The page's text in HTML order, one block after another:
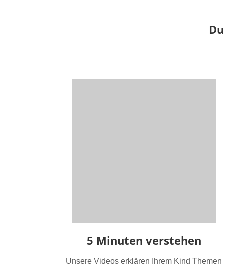
5 Minuten verstehen
Unsere Videos erklären Ihrem Kind Themen